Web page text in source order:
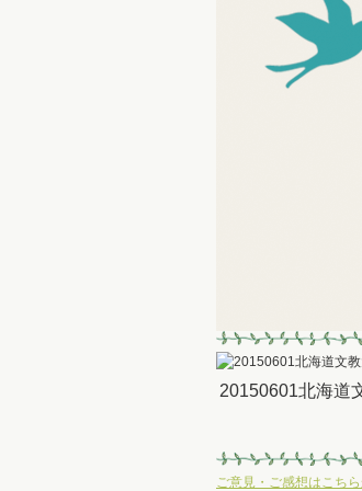
20150601北海道
ご意見・ご感想はこちら